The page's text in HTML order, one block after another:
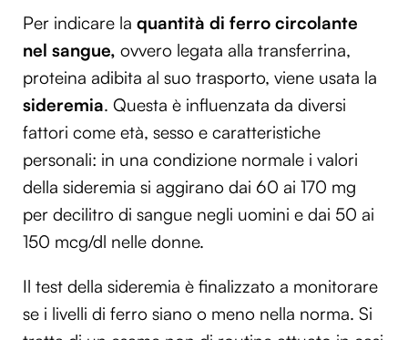
Per indicare la quantità di ferro circolante
nel sangue, ovvero legata alla transferrina,
proteina adibita al suo trasporto, viene usata la
sideremia. Questa è influenzata da diversi
fattori come età, sesso e caratteristiche
personali: in una condizione normale i valori
della sideremia si aggirano dai 60 ai 170 mg
per decilitro di sangue negli uomini e dai 50 ai
150 mcg/dl nelle donne.
Il test della sideremia è finalizzato a monitorare
se i livelli di ferro siano o meno nella norma. Si